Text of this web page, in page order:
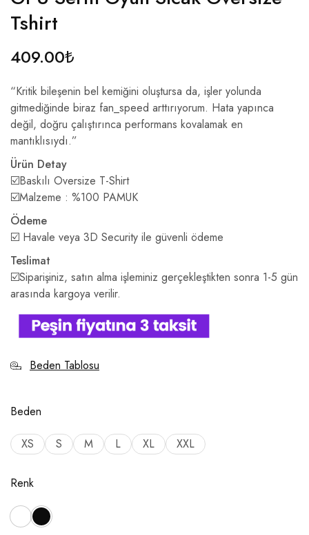
Tshirt
409.00₺
“Kritik bileşenin bel kemiğini oluştursa da, işler yolunda
gitmediğinde biraz fan_speed arttırıyorum. Hata yapınca
değil, doğru çalıştırınca performans kovalamak en
mantıklısıydı.”
Ürün Detay
☑️Baskılı Oversize T-Shirt
☑️Malzeme : %100 PAMUK
Ödeme
☑️ Havale veya 3D Security ile güvenli ödeme
Teslimat
☑️Siparişiniz, satın alma işleminiz gerçekleştikten sonra 1-5 gün
arasında kargoya verilir.
Beden Tablosu
Beden
XS S M L XL XXL
Renk